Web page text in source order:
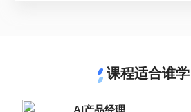
课程适合谁学
AI产品经理